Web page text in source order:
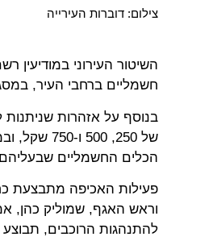
צילום: דוברות העירייה
חשמליים ברחבי העיר,
בנוסף על אזהרות שניתנות
של 250,
הכלים החשמליים
פעילות האכיפה מתבצעת
וראש האגף, שמוליק כהן,
להתנהגות הרוכבים,